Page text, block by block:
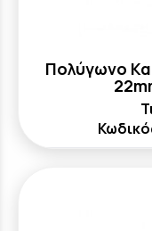
Πολύγωνο